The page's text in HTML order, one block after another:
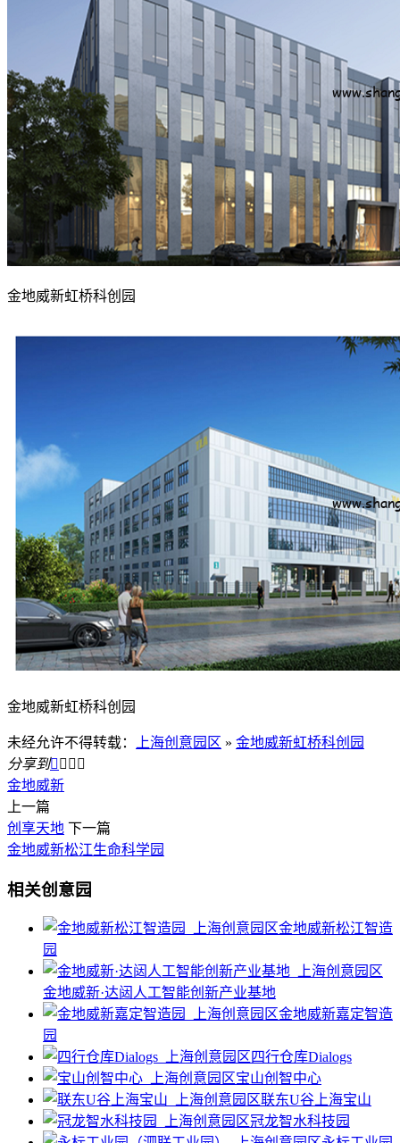
金地威新虹桥科创园
金地威新虹桥科创园
未经允许不得转载： 上海创意园区 » 金地威新虹桥科创园
分享到   
金地威新
上一篇
创享天地 下一篇
金地威新松江生命科学园
相关创意园
金地威新松江智造
园
金地威新·达闼人工智能创新产业基地
金地威新嘉定智造
园
四行仓库Dialogs
宝山创智中心
联东U谷上海宝山
冠龙智水科技园